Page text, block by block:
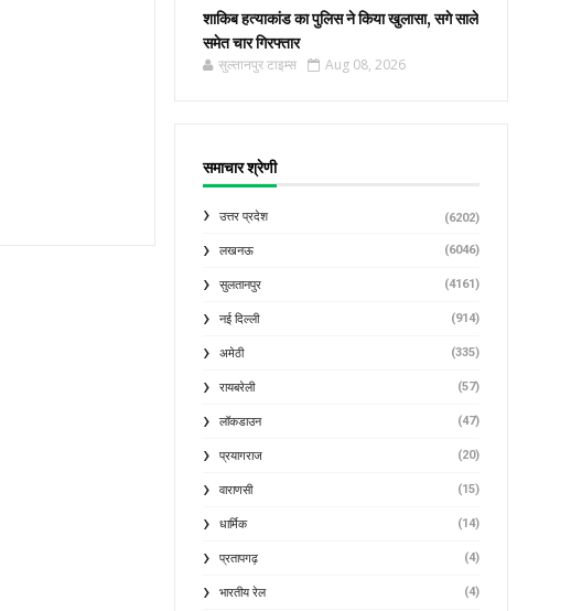
शाकिब हत्याकांड का पुलिस ने किया खुलासा, सगे साले
समेत चार गिरफ्तार
सुल्तानपुर टाइम्स Aug 08, 2026
समाचार श्रेणी
उत्तर प्रदेश (6202)
लखनऊ (6046)
सुलतानपुर (4161)
नई दिल्ली (914)
अमेठी (335)
रायबरेली (57)
लॉकडाउन (47)
प्रयागराज (20)
वाराणसी (15)
धार्मिक (14)
प्रतापगढ़ (4)
भारतीय रेल (4)